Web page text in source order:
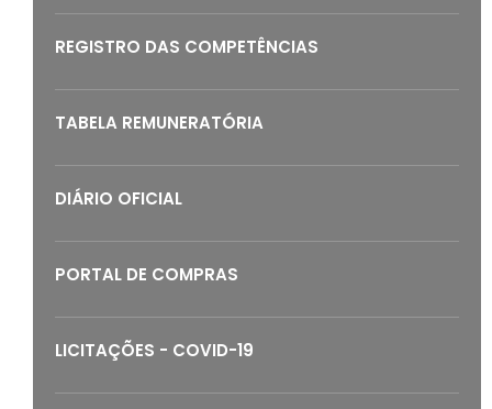
REGISTRO DAS COMPETÊNCIAS
TABELA REMUNERATÓRIA
DIÁRIO OFICIAL
PORTAL DE COMPRAS
LICITAÇÕES - COVID-19